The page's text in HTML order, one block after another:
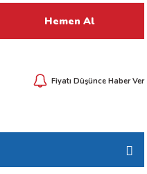
Hemen Al
Fiyatı Düşünce Haber Ver